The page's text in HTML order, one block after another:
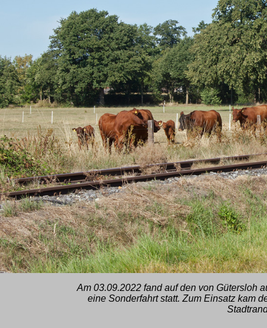
Am 03.09.2022 fand auf den von Gütersloh
eine Sonderfahrt statt. Zum Einsatz kam